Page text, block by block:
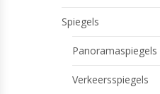
Spiegels
Panoramaspiegels
Verkeersspiegels